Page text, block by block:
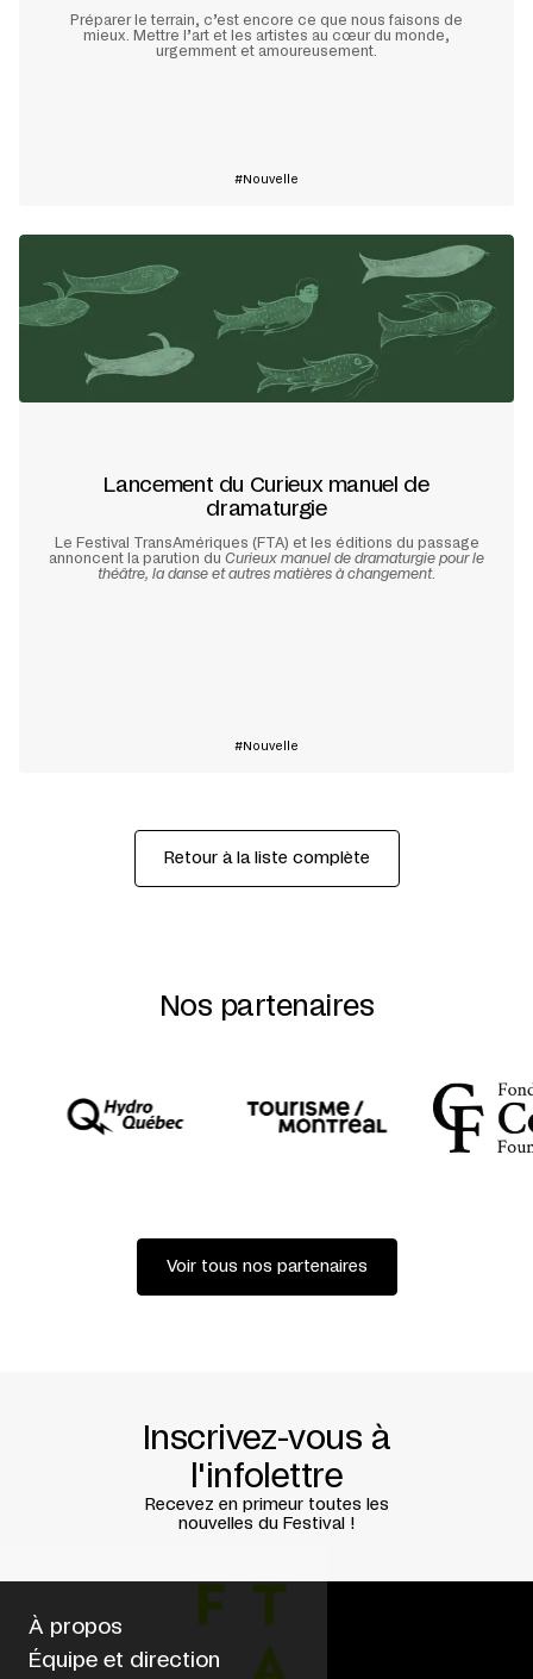
Préparer le terrain, c’est encore ce que nous faisons de
mieux. Mettre l’art et les artistes au cœur du monde,
urgemment et amoureusement.
Nouvelle
Lancement du Curieux manuel de
dramaturgie
Le Festival TransAmériques (FTA) et les éditions du passage
annoncent la parution du Curieux manuel de dramaturgie pour le
théâtre, la danse et autres matières à changement.
Nouvelle
Retour à la liste complète
Nos partenaires
Voir tous nos partenaires
Inscrivez-vous à
l'infolettre
Recevez en primeur toutes les
nouvelles du Festival !
À propos
Équipe et direction